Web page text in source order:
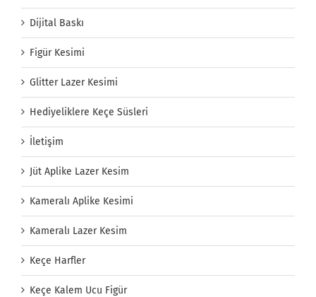
Dijital Baskı
Figür Kesimi
Glitter Lazer Kesimi
Hediyeliklere Keçe Süsleri
İletişim
Jüt Aplike Lazer Kesim
Kameralı Aplike Kesimi
Kameralı Lazer Kesim
Keçe Harfler
Keçe Kalem Ucu Figür